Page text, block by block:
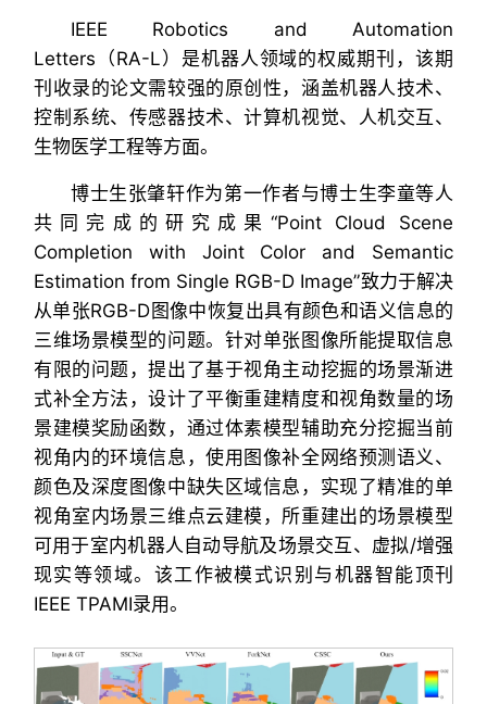
IEEE Robotics and Automation
Letters（RA-L）是机器人领域的权威期刊，该期
刊收录的论文需较强的原创性，涵盖机器人技术、
控制系统、传感器技术、计算机视觉、人机交互、
生物医学工程等方面。
博士生张肇轩作为第一作者与博士生李童等人
共同完成的研究成果“Point Cloud Scene
Completion with Joint Color and Semantic
Estimation from Single RGB-D Image”致力于解决
从单张RGB-D图像中恢复出具有颜色和语义信息的
三维场景模型的问题。针对单张图像所能提取信息
有限的问题，提出了基于视角主动挖掘的场景渐进
式补全方法，设计了平衡重建精度和视角数量的场
景建模奖励函数，通过体素模型辅助充分挖掘当前
视角内的环境信息，使用图像补全网络预测语义、
颜色及深度图像中缺失区域信息，实现了精准的单
视角室内场景三维点云建模，所重建出的场景模型
可用于室内机器人自动导航及场景交互、虚拟/增强
现实等领域。该工作被模式识别与机器智能顶刊
IEEE TPAMI录用。